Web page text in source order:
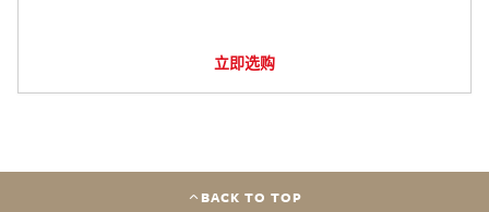
立即选购
BACK TO TOP